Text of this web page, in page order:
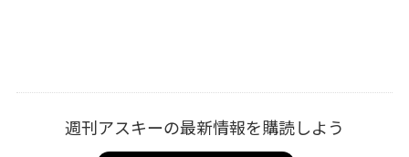
週刊アスキーの最新情報を購読しよう